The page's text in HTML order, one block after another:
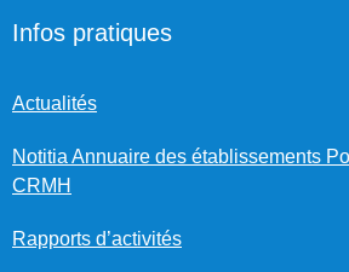
Infos pratiques
Actualités
Notitia Annuaire des établissements
CRMH
Rapports d’activités